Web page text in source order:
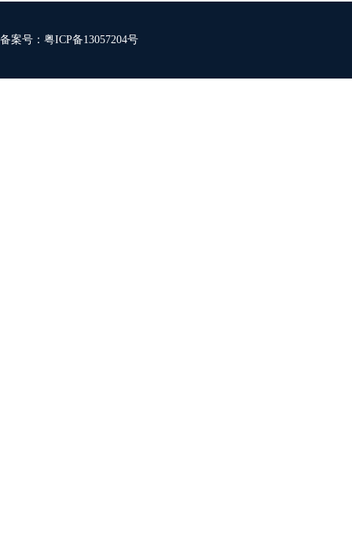
备案号： 粤ICP备13057204号